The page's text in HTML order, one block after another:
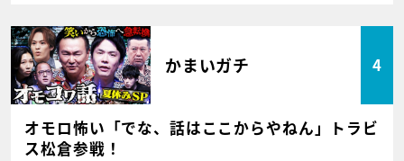
かまいガチ 4
オモロ怖い「でな、話はここからやねん」トラビ
ス松倉参戦！